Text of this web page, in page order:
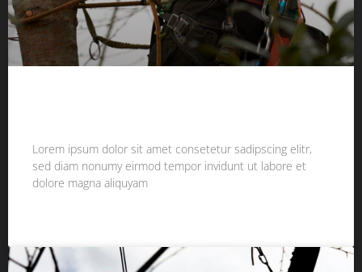
Lorem ipsum dolor sit amet consetetur sadipscing elitr,
sed diam nonumy eirmod tempor invidunt ut labore et
dolore magna aliquyam